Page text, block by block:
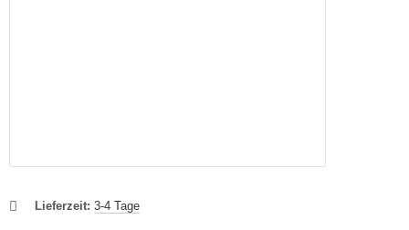
Lieferzeit: 3-4 Tage